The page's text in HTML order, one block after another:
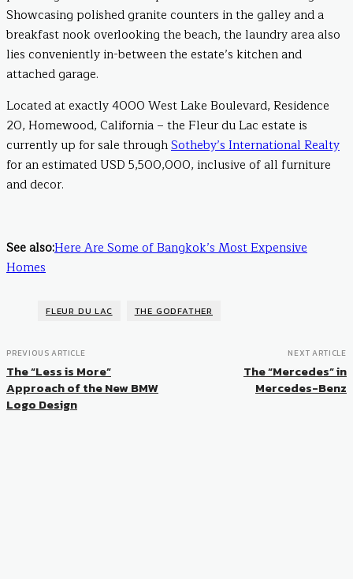
Showcasing polished granite counters in the galley and a
breakfast nook overlooking the beach, the laundry area also
lies conveniently in-between the estate’s kitchen and
attached garage.
Located at exactly 4000 West Lake Boulevard, Residence
20, Homewood, California – the Fleur du Lac estate is
currently up for sale throughSotheby’s International Realty
for an estimated USD 5,500,000, inclusive of all furniture
and decor.
See also:Here Are Some of Bangkok’s Most Expensive
Homes
FLEUR DU LAC THE GODFATHER
PREVIOUS ARTICLE
The “Less is More”
Approach of the New BMW
Logo Design
NEXT ARTICLE
The “Mercedes” in
Mercedes-Benz